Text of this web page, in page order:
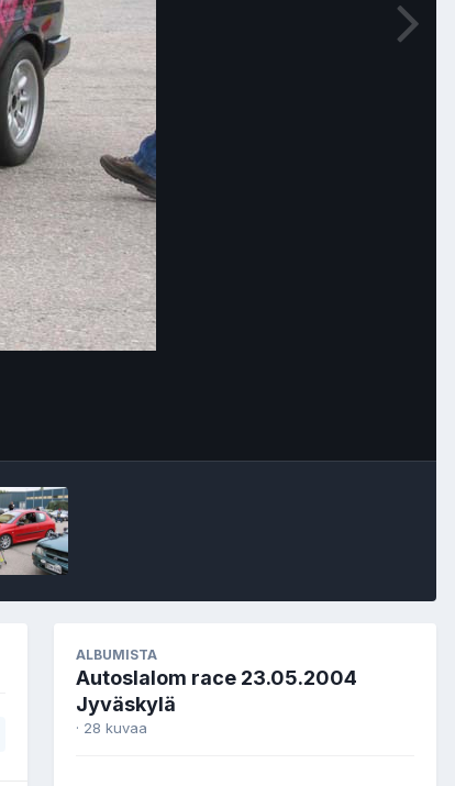
ALBUMISTA
Autoslalom race 23.05.2004
Jyväskylä
· 28 kuvaa